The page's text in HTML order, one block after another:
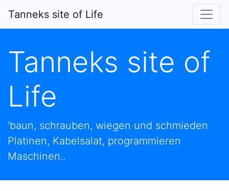
Tanneks site of Life
Tanneks site of
Life
'baun, schrauben, wiegen und schmieden
Platinen, Kabelsalat, programmieren
Maschinen..